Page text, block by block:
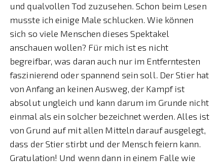
und qualvollen Tod zuzusehen. Schon beim Lesen
musste ich einige Male schlucken. Wie können
sich so viele Menschen dieses Spektakel
anschauen wollen? Für mich ist es nicht
begreifbar, was daran auch nur im Entferntesten
faszinierend oder spannend sein soll. Der Stier hat
von Anfang an keinen Ausweg, der Kampf ist
absolut ungleich und kann darum im Grunde nicht
einmal als ein solcher bezeichnet werden. Alles ist
von Grund auf mit allen Mitteln darauf ausgelegt,
dass der Stier stirbt und der Mensch feiern kann.
Gratulation! Und wenn dann in einem Falle wie